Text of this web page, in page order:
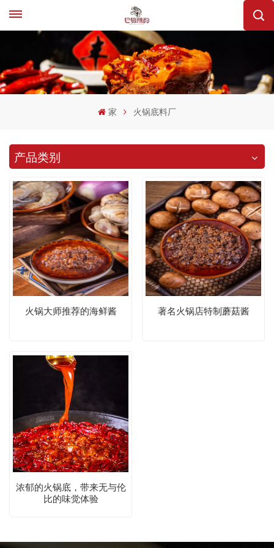
家 火锅底料厂
产品类别
火锅大师推荐的海鲜酱 著名火锅店特制蘑菇酱
浓郁的火锅底，带来无与伦
比的味觉体验